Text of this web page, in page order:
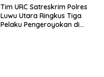
Tim URC Satreskrim Polres
Luwu Utara Ringkus Tiga
Pelaku Pengeroyokan di